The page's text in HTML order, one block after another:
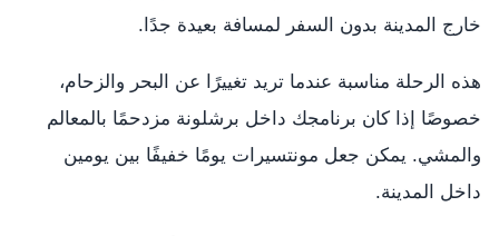
خارج المدينة بدون السفر لمسافة بعيدة جدًا.
هذه الرحلة مناسبة عندما تريد تغييرًا عن البحر والزحام،
خصوصًا إذا كان برنامجك داخل برشلونة مزدحمًا بالمعالم
والمشي. يمكن جعل مونتسيرات يومًا خفيفًا بين يومين
داخل المدينة.